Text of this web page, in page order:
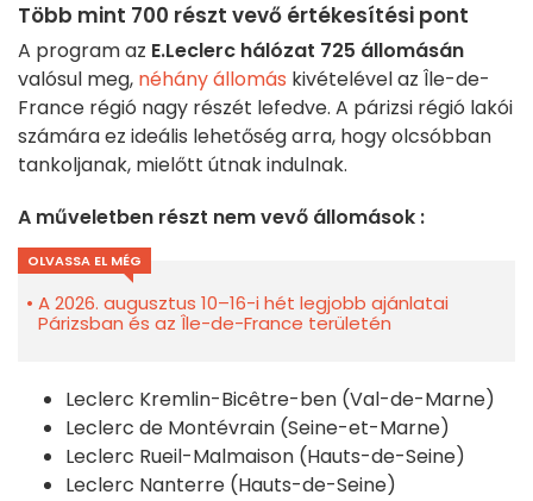
Több mint 700 részt vevő értékesítési pont
A program az E.Leclerc hálózat 725 állomásán
valósul meg, néhány állomás kivételével az Île-de-
France régió nagy részét lefedve. A párizsi régió lakói
számára ez ideális lehetőség arra, hogy olcsóbban
tankoljanak, mielőtt útnak indulnak.
A műveletben részt nem vevő állomások :
OLVASSA EL MÉG
A 2026. augusztus 10–16-i hét legjobb ajánlatai
Párizsban és az Île-de-France területén
Leclerc Kremlin-Bicêtre-ben (Val-de-Marne)
Leclerc de Montévrain (Seine-et-Marne)
Leclerc Rueil-Malmaison (Hauts-de-Seine)
Leclerc Nanterre (Hauts-de-Seine)